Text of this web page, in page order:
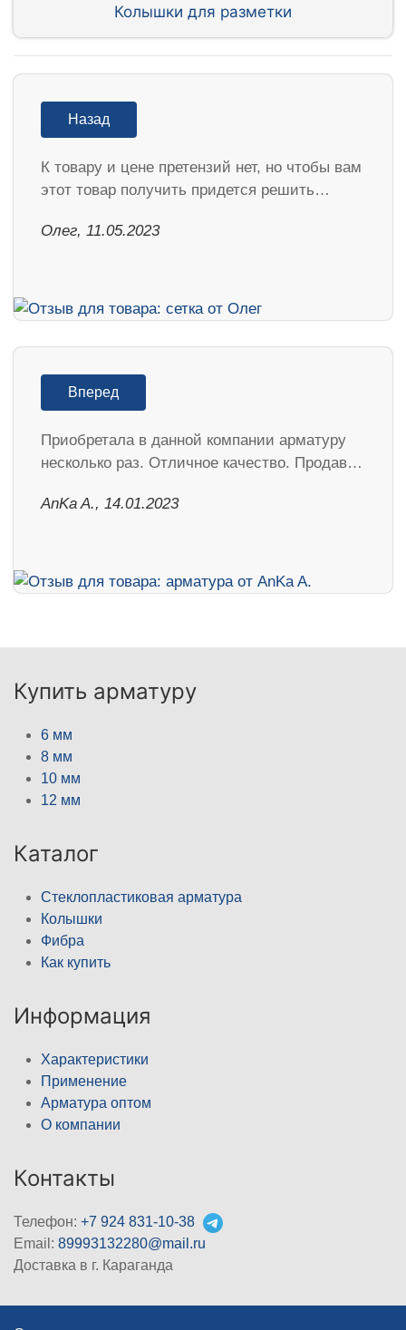
Колышки для разметки
Назад
К товару и цене претензий нет, но чтобы вам
этот товар получить придется решить…
Олег, 11.05.2023
Вперед
Приобретала в данной компании арматуру
несколько раз. Отличное качество. Продав…
AnKa A., 14.01.2023
Купить арматуру
6 мм
8 мм
10 мм
12 мм
Каталог
Стеклопластиковая арматура
Колышки
Фибра
Как купить
Информация
Характеристики
Применение
Арматура оптом
О компании
Контакты
Телефон: +7 924 831-10-38
Email: 89993132280@mail.ru
Доставка в г. Караганда